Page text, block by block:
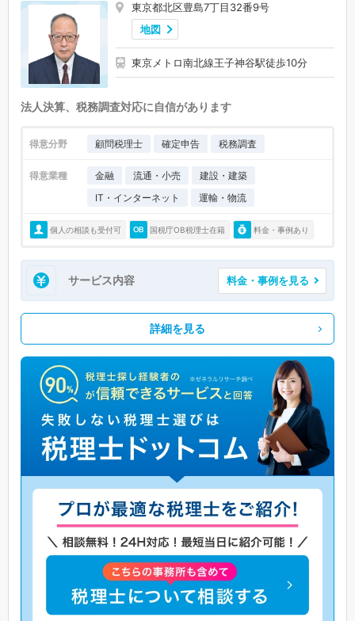
東京都北区豊島7丁目32番9号
地図
東京メトロ南北線王子神谷駅徒歩10分
法人決算、税務調査対応に自信があります
得意分野 顧問税理士 確定申告 税務調査
得意業種 金融 流通・小売
建設・建築
IT・インターネット
運輸・物流
個人の相談も受付可 国税庁OB税理士在籍 料金・事例あり
サービス内容 料金・事例を見る
詳細を見る